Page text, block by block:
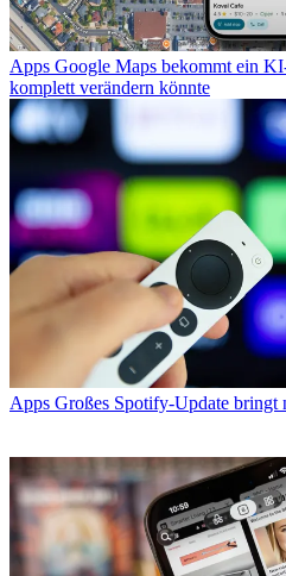
Apps Google Maps bekommt ein
komplett verändern könnte
Apps Großes Spotify-Update